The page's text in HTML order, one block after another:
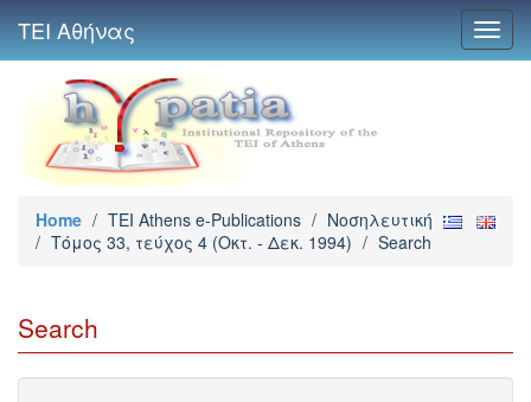
ΤΕΙ Αθήνας
Home / TEI Athens e-Publications / Νοσηλευτική
/ Τόμος 33, τεύχος 4 (Οκτ. - Δεκ. 1994) / Search
Search